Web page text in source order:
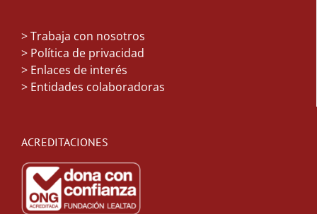
>Trabaja con nosotros
> Política de privacidad
> Enlaces de interés
> Entidades colaboradoras
ACREDITACIONES